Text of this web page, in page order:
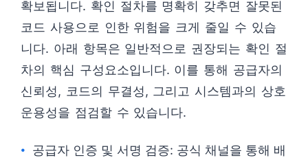
확보됩니다. 확인 절차를 명확히 갖추면 잘못된
코드 사용으로 인한 위험을 크게 줄일 수 있습
니다. 아래 항목은 일반적으로 권장되는 확인 절
차의 핵심 구성요소입니다. 이를 통해 공급자의
신뢰성, 코드의 무결성, 그리고 시스템과의 상호
운용성을 점검할 수 있습니다.
공급자 인증 및 서명 검증: 공식 채널을 통해 배